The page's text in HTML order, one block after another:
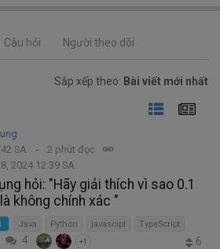
Câu hỏi Người theo dõi
Sắp xếp theo: Bài viết mới nhất
SA
2 phút đọc
2024 12:39 SA
hỏi: "Hãy giải thích vì sao 0.1
không chính xác "
Java Python javascipt TypeScript
4 +1 6